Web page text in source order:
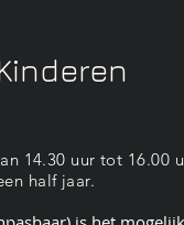
14.30 uur tot 16.00
half jaar.